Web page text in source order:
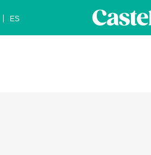
ES